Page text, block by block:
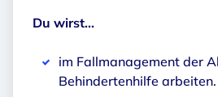
Du wirst...
im Fallmanagement der
Behindertenhilfe arbeiten.